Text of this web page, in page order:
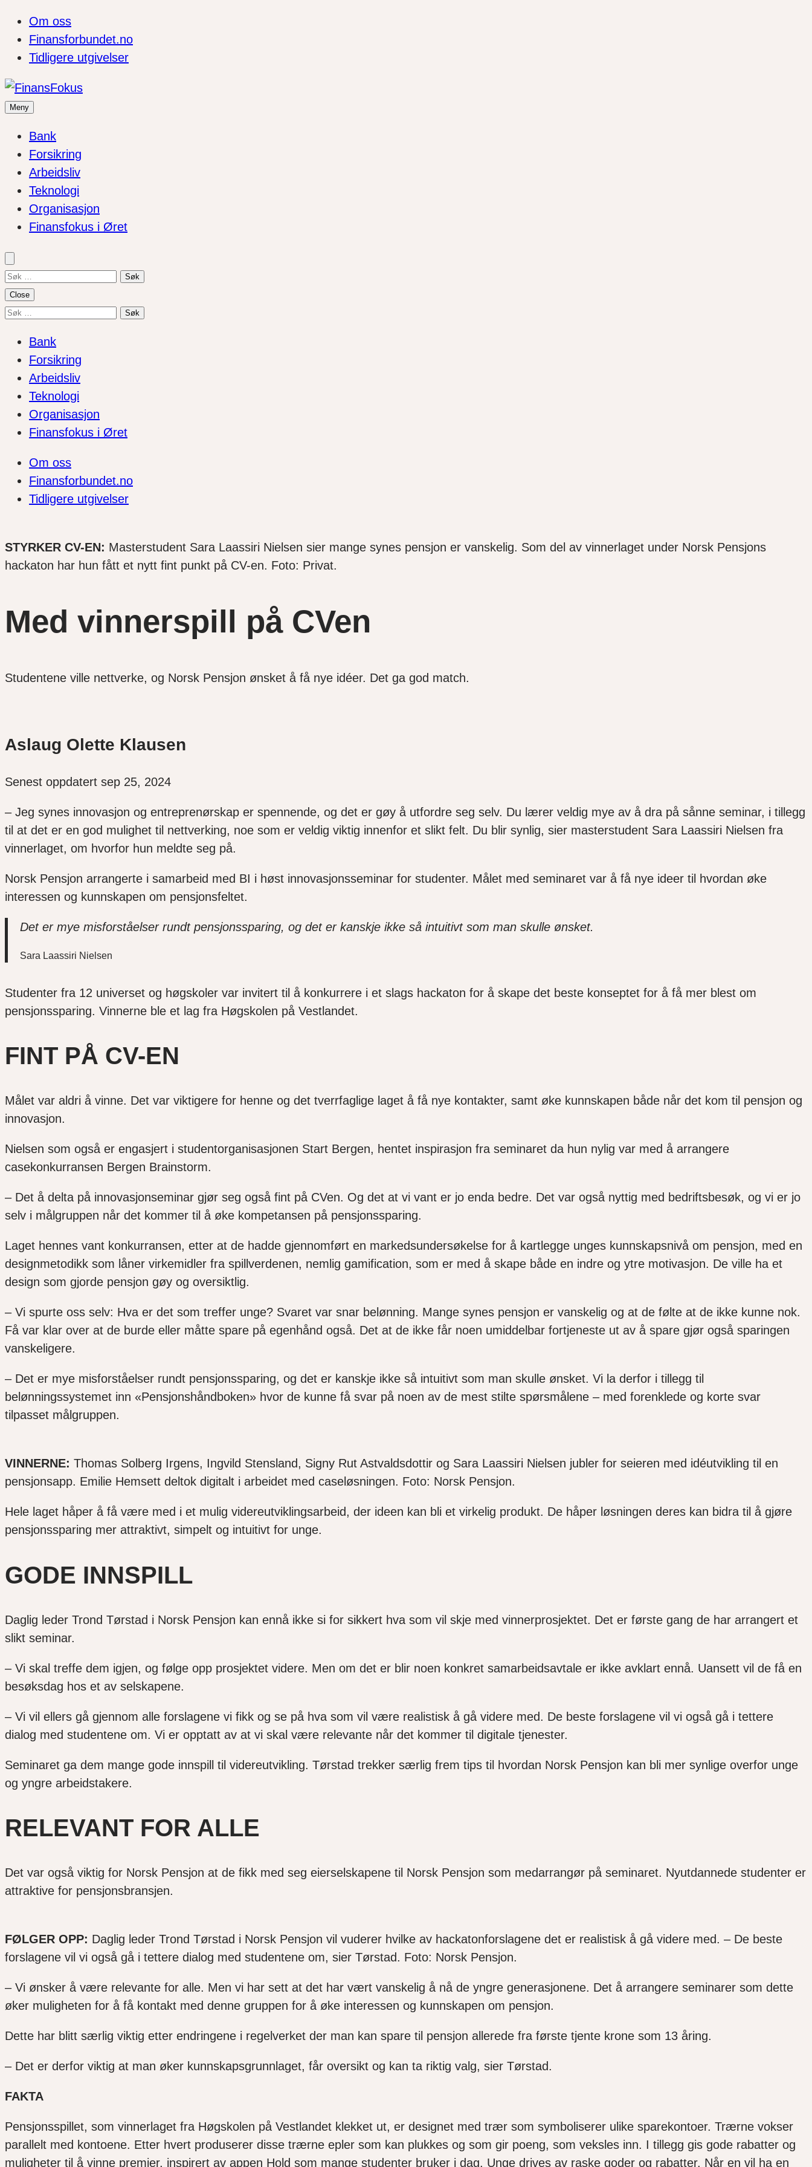
Om oss
Finansforbundet.no
Tidligere utgivelser
Meny
Bank
Forsikring
Arbeidsliv
Teknologi
Organisasjon
Finansfokus i Øret
Søk
etter:
Close
Søk
Bank
Forsikring
Arbeidsliv
Teknologi
Organisasjon
Finansfokus i Øret
Om oss
Finansforbundet.no
Tidligere utgivelser
STYRKER CV-EN: Masterstudent Sara Laassiri Nielsen sier mange synes pensjon er vanskelig. Som del av vinnerlaget under Norsk Pensjons
hackaton har hun fått et nytt fint punkt på CV-en. Foto: Privat.
Med vinnerspill på CVen
Studentene ville nettverke, og Norsk Pensjon ønsket å få nye idéer. Det ga god match.
Aslaug Olette Klausen
Senest oppdatert sep 25, 2024
– Jeg synes innovasjon og entreprenørskap er spennende, og det er gøy å utfordre seg selv. Du lærer veldig mye av å dra på sånne seminar, i tillegg
til at det er en god mulighet til nettverking, noe som er veldig viktig innenfor et slikt felt. Du blir synlig, sier masterstudent Sara Laassiri Nielsen fra
vinnerlaget, om hvorfor hun meldte seg på.
Norsk Pensjon arrangerte i samarbeid med BI i høst innovasjonsseminar for studenter. Målet med seminaret var å få nye ideer til hvordan øke
interessen og kunnskapen om pensjonsfeltet.
Det er mye misforståelser rundt pensjonssparing, og det er kanskje ikke så intuitivt som man skulle ønsket.
Sara Laassiri Nielsen
Studenter fra 12 universet og høgskoler var invitert til å konkurrere i et slags hackaton for å skape det beste konseptet for å få mer blest om
pensjonssparing. Vinnerne ble et lag fra Høgskolen på Vestlandet.
FINT PÅ CV-EN
Målet var aldri å vinne. Det var viktigere for henne og det tverrfaglige laget å få nye kontakter, samt øke kunnskapen både når det kom til pensjon og
innovasjon.
Nielsen som også er engasjert i studentorganisasjonen Start Bergen, hentet inspirasjon fra seminaret da hun nylig var med å arrangere
casekonkurransen Bergen Brainstorm.
– Det å delta på innovasjonseminar gjør seg også fint på CVen. Og det at vi vant er jo enda bedre. Det var også nyttig med bedriftsbesøk, og vi er jo
selv i målgruppen når det kommer til å øke kompetansen på pensjonssparing.
Laget hennes vant konkurransen, etter at de hadde gjennomført en markedsundersøkelse for å kartlegge unges kunnskapsnivå om pensjon, med en
designmetodikk som låner virkemidler fra spillverdenen, nemlig gamification, som er med å skape både en indre og ytre motivasjon. De ville ha et
design som gjorde pensjon gøy og oversiktlig.
– Vi spurte oss selv: Hva er det som treffer unge? Svaret var snar belønning. Mange synes pensjon er vanskelig og at de følte at de ikke kunne nok.
Få var klar over at de burde eller måtte spare på egenhånd også. Det at de ikke får noen umiddelbar fortjeneste ut av å spare gjør også sparingen
vanskeligere.
– Det er mye misforståelser rundt pensjonssparing, og det er kanskje ikke så intuitivt som man skulle ønsket. Vi la derfor i tillegg til
belønningssystemet inn «Pensjonshåndboken» hvor de kunne få svar på noen av de mest stilte spørsmålene – med forenklede og korte svar
tilpasset målgruppen.
VINNERNE: Thomas Solberg Irgens, Ingvild Stensland, Signy Rut Astvaldsdottir og Sara Laassiri Nielsen jubler for seieren med idéutvikling til en
pensjonsapp. Emilie Hemsett deltok digitalt i arbeidet med caseløsningen. Foto: Norsk Pensjon.
Hele laget håper å få være med i et mulig videreutviklingsarbeid, der ideen kan bli et virkelig produkt. De håper løsningen deres kan bidra til å gjøre
pensjonssparing mer attraktivt, simpelt og intuitivt for unge.
GODE INNSPILL
Daglig leder Trond Tørstad i Norsk Pensjon kan ennå ikke si for sikkert hva som vil skje med vinnerprosjektet. Det er første gang de har arrangert et
slikt seminar.
– Vi skal treffe dem igjen, og følge opp prosjektet videre. Men om det er blir noen konkret samarbeidsavtale er ikke avklart ennå. Uansett vil de få en
besøksdag hos et av selskapene.
– Vi vil ellers gå gjennom alle forslagene vi fikk og se på hva som vil være realistisk å gå videre med. De beste forslagene vil vi også gå i tettere
dialog med studentene om. Vi er opptatt av at vi skal være relevante når det kommer til digitale tjenester.
Seminaret ga dem mange gode innspill til videreutvikling. Tørstad trekker særlig frem tips til hvordan Norsk Pensjon kan bli mer synlige overfor unge
og yngre arbeidstakere.
RELEVANT FOR ALLE
Det var også viktig for Norsk Pensjon at de fikk med seg eierselskapene til Norsk Pensjon som medarrangør på seminaret. Nyutdannede studenter er
attraktive for pensjonsbransjen.
FØLGER OPP: Daglig leder Trond Tørstad i Norsk Pensjon vil vuderer hvilke av hackatonforslagene det er realistisk å gå videre med. – De beste
forslagene vil vi også gå i tettere dialog med studentene om, sier Tørstad. Foto: Norsk Pensjon.
– Vi ønsker å være relevante for alle. Men vi har sett at det har vært vanskelig å nå de yngre generasjonene. Det å arrangere seminarer som dette
øker muligheten for å få kontakt med denne gruppen for å øke interessen og kunnskapen om pensjon.
Dette har blitt særlig viktig etter endringene i regelverket der man kan spare til pensjon allerede fra første tjente krone som 13 åring.
– Det er derfor viktig at man øker kunnskapsgrunnlaget, får oversikt og kan ta riktig valg, sier Tørstad.
FAKTA
Pensjonsspillet, som vinnerlaget fra Høgskolen på Vestlandet klekket ut, er designet med trær som symboliserer ulike sparekontoer. Trærne vokser
parallelt med kontoene. Etter hvert produserer disse trærne epler som kan plukkes og som gir poeng, som veksles inn. I tillegg gis gode rabatter og
muligheter til å vinne premier, inspirert av appen Hold som mange studenter bruker i dag. Unge drives av raske goder og rabatter. Når en vil ha en